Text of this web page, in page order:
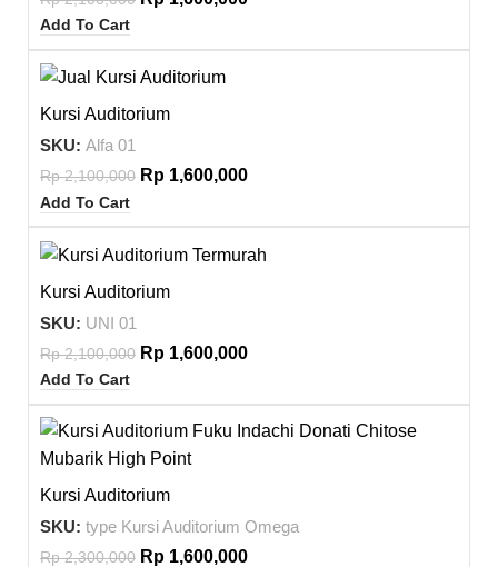
Add To Cart
NEW
Kursi Auditorium
SKU: Alfa 01
Rp2,100,000 Rp 1,600,000
Add To Cart
Kursi Auditorium
SKU: UNI 01
Rp2,100,000 Rp 1,600,000
Add To Cart
Kursi Auditorium
SKU: type Kursi Auditorium Omega
Rp2,300,000 Rp 1,600,000